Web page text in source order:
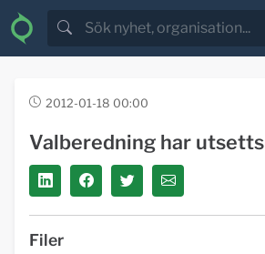
2012-01-18 00:00
Valberedning har utsetts
Filer